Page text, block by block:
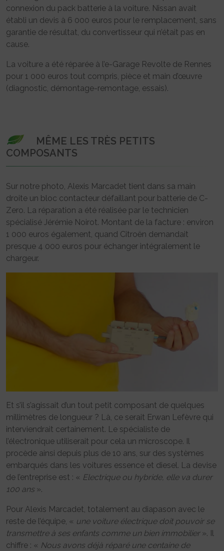
connexion du pack batterie à la voiture. Nissan avait
établi un devis à 6 000 euros pour le remplacement, sans
garantie de résultat, du convertisseur qui n’était pas en
cause.
La voiture a été réparée à l’e-Garage Revolte de Rennes
pour 1 000 euros tout compris, pièce et main d’œuvre
(diagnostic, démontage-remontage, essais).
MÊME LES TRÈS PETITS
COMPOSANTS
Sur notre photo, Alexis Marcadet tient dans sa main
droite un bloc contacteur défaillant pour batterie de C-
Zero. La réparation a été réalisée par le technicien
spécialisé Jérémie Noirot. Montant de la facture : environ
1 000 euros également, quand Citroën demandait
presque 4 000 euros pour échanger intégralement le
chargeur.
Et s’il s’agissait d’un tout petit composant de quelques
millimètres de longueur ? Là, ce serait Erwan Lefèvre qui
interviendrait certainement. Le spécialiste de
l’électronique utiliserait pour cela un microscope. Il
procède ainsi depuis plus de 10 ans, sur des systèmes
embarqués dans les voitures essence et diesel. La devise
de l’entreprise est : « Electrique ou hybride, elle va durer
100 ans».
Pour Alexis Marcadet, totalement au diapason avec le
reste de l’équipe, « une voiture électrique doit pouvoir se
transmettre à ses enfants comme un bien immobilier». Il
chiffre : « Nous avons déjà réparé une centaine de